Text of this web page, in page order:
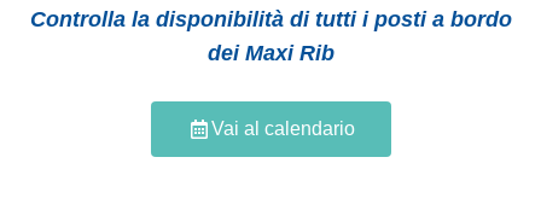
Controlla la disponibilità di tutti i posti a bordo
dei Maxi Rib
Vai al calendario